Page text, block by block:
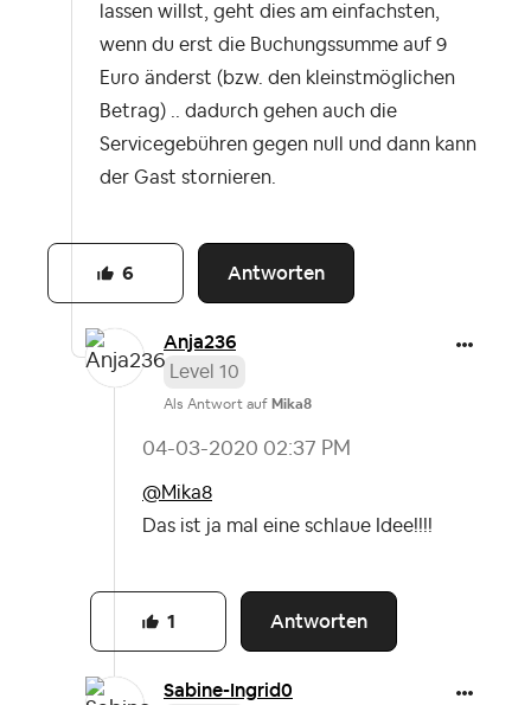
lassen willst, geht dies am einfachsten,
wenn du erst die Buchungssumme auf 9
Euro änderst (bzw. den kleinstmöglichen
Betrag) .. dadurch gehen auch die
Servicegebühren gegen null und dann kann
der Gast stornieren.
Antworten
6
Anja236
Level 10
Als Antwort auf Mika8
‎04-03-2020 02:37 PM
@Mika8
Das ist ja mal eine schlaue Idee!!!!
Antworten
1
Sabine-Ingrid0